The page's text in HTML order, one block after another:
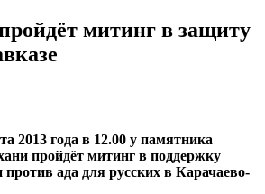
митинг в защиту
2013 года в 12.00 у памятника
пройдёт митинг в поддержку
ада для русских в Карачаево-